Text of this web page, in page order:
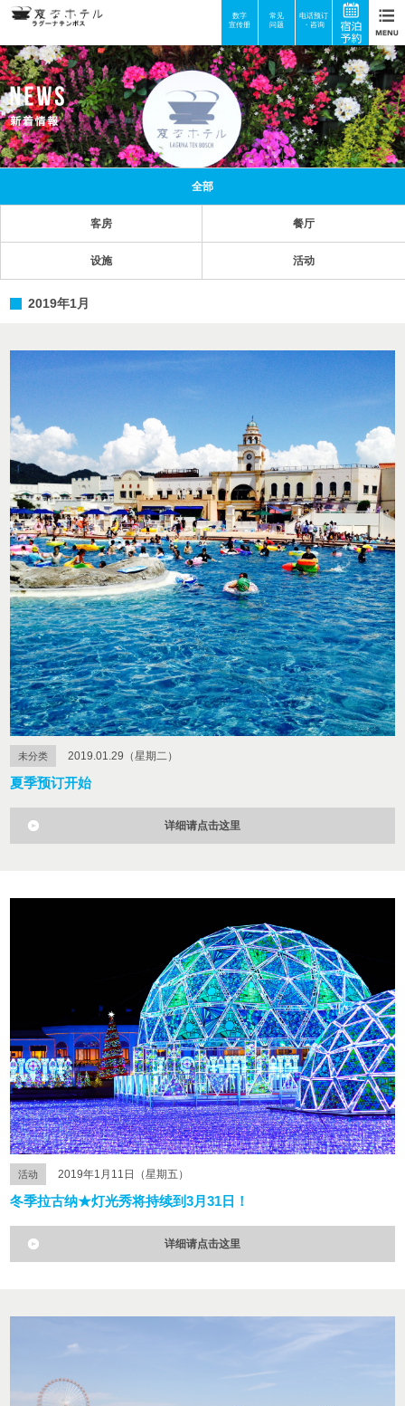
常见
问题
电话预订
・咨询
数字
宣传册
全部
客房 餐厅
设施 活动
2019年1月
未分类 2019.01.29（星期二）
夏季预订开始
详细请点击这里
活动 2019年1月11日（星期五）
冬季拉古纳★灯光秀将持续到3月31日！
详细请点击这里